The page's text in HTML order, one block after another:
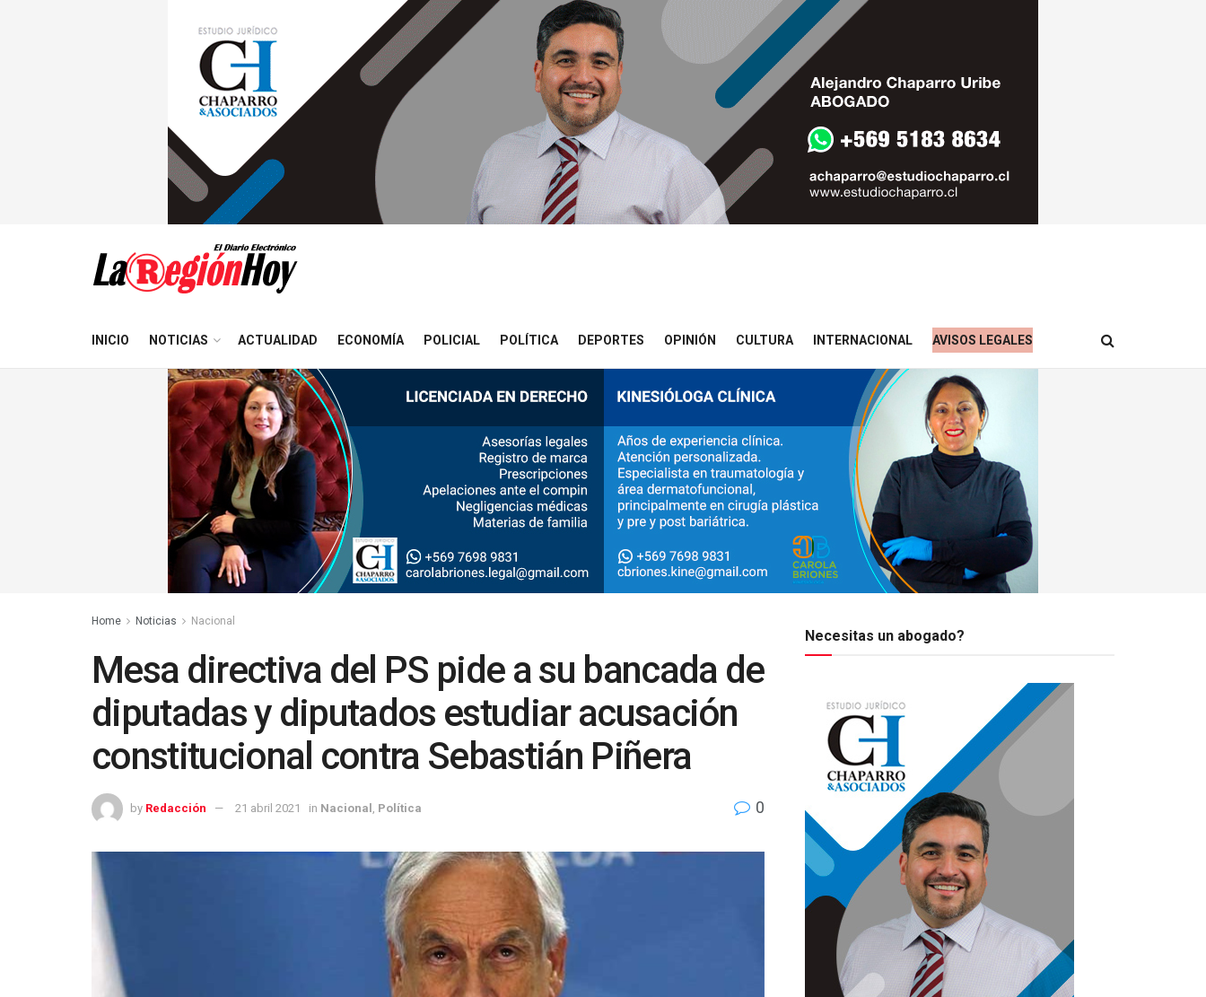
INICIO NOTICIAS ACTUALIDAD ECONOMÍA POLICIAL POLÍTICA DEPORTES OPINIÓN CULTURA INTERNACIONAL AVISOS LEGALES
Home Noticias Nacional
Mesa directiva del PS pide a su bancada de
diputadas y diputados estudiar acusación
constitucional contra Sebastián Piñera
by Redacción 21 abril 2021 in Nacional Política 0
Necesitas un abogado?